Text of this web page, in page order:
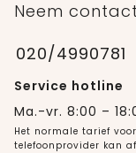
Neem
020/4990781
Service hotline
Ma.-vr. 8:00 –
Het normale tarief
telefoonprovider kan